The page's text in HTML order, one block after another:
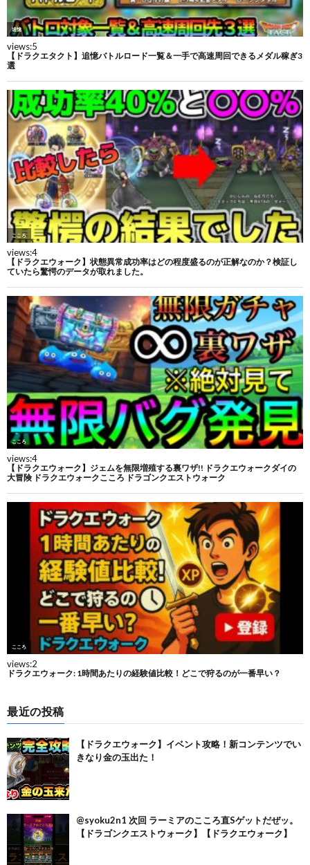
最近の投稿
【ドラクエウォーク】イベント攻略！新コンテンツでい
きなり金の玉出た！
@syoku2n1 次回 ラーミアのこころ直Sゲットだぜッ。
【ドラゴンクエストウォーク】【ドラクエウォーク】